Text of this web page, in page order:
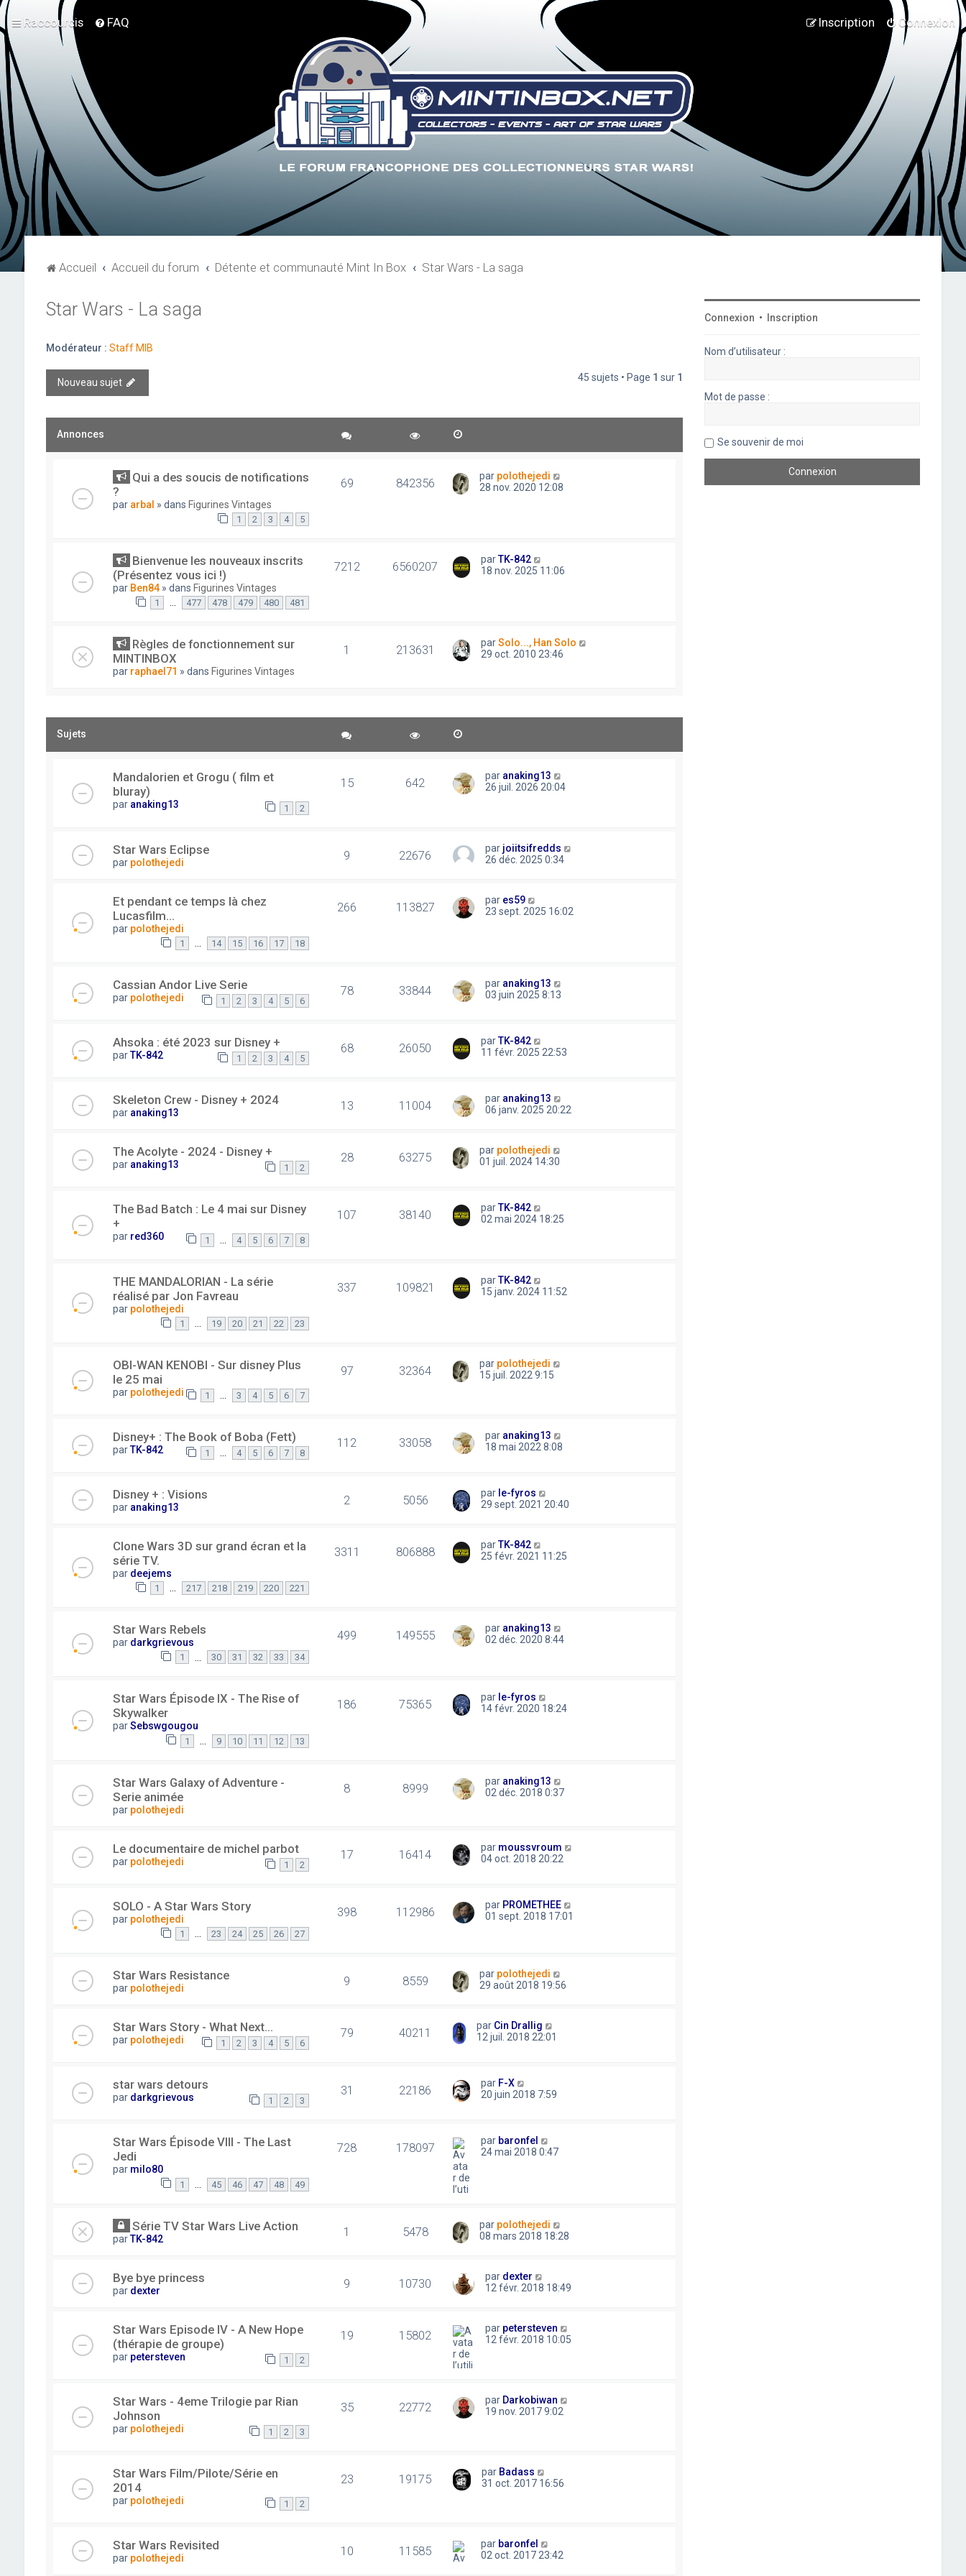
Raccourcis FAQ Connexion
Inscription
Accueil Accueil du forum Détente et communauté Mint In Box Star Wars - La saga
Star Wars - La saga
Modérateur : Staff MIB
Nouveau sujet 45 sujets • Page 1 sur 1
Annonces
Qui a des soucis de notifications
?
par arbal » dans Figurines Vintages
1 2 3 4 5
69 842356 par polothejedi
28 nov. 2020 12:08
Bienvenue les nouveaux inscrits
(Présentez vous ici !)
par Ben84 » dans Figurines Vintages
1 … 477 478 479 480 481
7212 6560207 parTK-842
18 nov. 2025 11:06
Règles de fonctionnement sur
MINTINBOX
par raphael71 » dans Figurines Vintages
1 213631 parSolo..., Han Solo
29 oct. 2010 23:46
Sujets
Mandalorien et Grogu ( film et
bluray)
par anaking13 1 2
15 642 par anaking13
26 juil. 2026 20:04
Star Wars Eclipse
par polothejedi 9 22676 par joiitsifredds
26 déc. 2025 0:34
Et pendant ce temps là chez
Lucasfilm...
par polothejedi
1 14 15 16 17 18
266 113827 par es59
23 sept. 2025 16:02
Cassian Andor Live Serie
par polothejedi 1 2 3 4 5 6
78 33844 par anaking13
03 juin 2025 8:13
Ahsoka : été 2023 sur Disney +
parTK-842 1 2 3 4 5
68 26050 parTK-842
11 févr. 2025 22:53
Skeleton Crew - Disney + 2024
par anaking13 13 11004 par anaking13
06 janv. 2025 20:22
The Acolyte - 2024 - Disney +
par anaking13 1 2
28 63275 par polothejedi
01 juil. 2024 14:30
The Bad Batch : Le 4 mai sur Disney
+
par red360 1 4 5 6 7 8
107 38140 parTK-842
02 mai 2024 18:25
THE MANDALORIAN - La série
réalisé par Jon Favreau
par polothejedi
1 19 20 21 22 23
337 109821 parTK-842
15 janv. 2024 11:52
OBI-WAN KENOBI - Sur disney Plus
le 25 mai
par polothejedi 1 3 4 5 6 7
97 32364 par polothejedi
15 juil. 2022 9:15
Disney+ : The Book of Boba (Fett)
parTK-842 1 4 5 6 7 8
112 33058 par anaking13
18 mai 2022 8:08
Disney + : Visions
par anaking13 2 5056 par le-fyros
29 sept. 2021 20:40
Clone Wars 3D sur grand écran et la
série TV.
par deejems
1 … 217 218 219 220 221
3311 806888 parTK-842
25 févr. 2021 11:25
Star Wars Rebels
par darkgrievous
1 30 31 32 33 34
499 149555 par anaking13
02 déc. 2020 8:44
Star Wars Épisode IX - The Rise of
Skywalker
parSebswgougou
1 9 10 11 12 13
186 75365 par le-fyros
14 févr. 2020 18:24
Star Wars Galaxy of Adventure -
Serie animée
par polothejedi
8 8999 par anaking13
02 déc. 2018 0:37
Le documentaire de michel parbot
par polothejedi 1 2
17 16414 par moussvroum
04 oct. 2018 20:22
SOLO - A Star Wars Story
par polothejedi
1 23 24 25 26 27
398 112986 par PROMETHEE
01 sept. 2018 17:01
Star Wars Resistance
par polothejedi 9 8559 par polothejedi
29 août 2018 19:56
Star Wars Story - What Next...
par polothejedi 1 2 3 4 5 6
79 40211 par Cin Drallig
12 juil. 2018 22:01
star wars detours
par darkgrievous 1 2 3
31 22186 par F-X
20 juin 2018 7:59
Star Wars Épisode VIII - The Last
Jedi
par milo80
1 45 46 47 48 49
728 178097 par baronfel
24 mai 2018 0:47
Série TV Star Wars Live Action
parTK-842 1 5478 par polothejedi
08 mars 2018 18:28
Bye bye princess
par dexter 9 10730 par dexter
12 févr. 2018 18:49
Star Wars Episode IV - A New Hope
(thérapie de groupe)
par petersteven 1 2
19 15802 par petersteven
12 févr. 2018 10:05
Star Wars - 4eme Trilogie par Rian
Johnson
par polothejedi 1 2 3
35 22772 par Darkobiwan
19 nov. 2017 9:02
Star Wars Film/Pilote/Série en
2014
par polothejedi 1 2
23 19175 par Badass
31 oct. 2017 16:56
Star Wars Revisited
par polothejedi 10 11585 par baronfel
02 oct. 2017 23:42
Connexion • Inscription
Nom d’utilisateur :
Mot de passe :
Se souvenir de moi